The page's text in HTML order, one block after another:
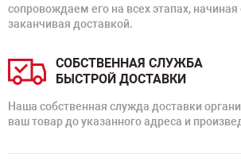
сопровождаем его на всех этапах,
заканчивая доставкой.
СОБСТВЕННАЯ СЛУЖБА
БЫСТРОЙ ДОСТАВКИ
Наша собственная служда доставки
ваш товар до указанного адреса и